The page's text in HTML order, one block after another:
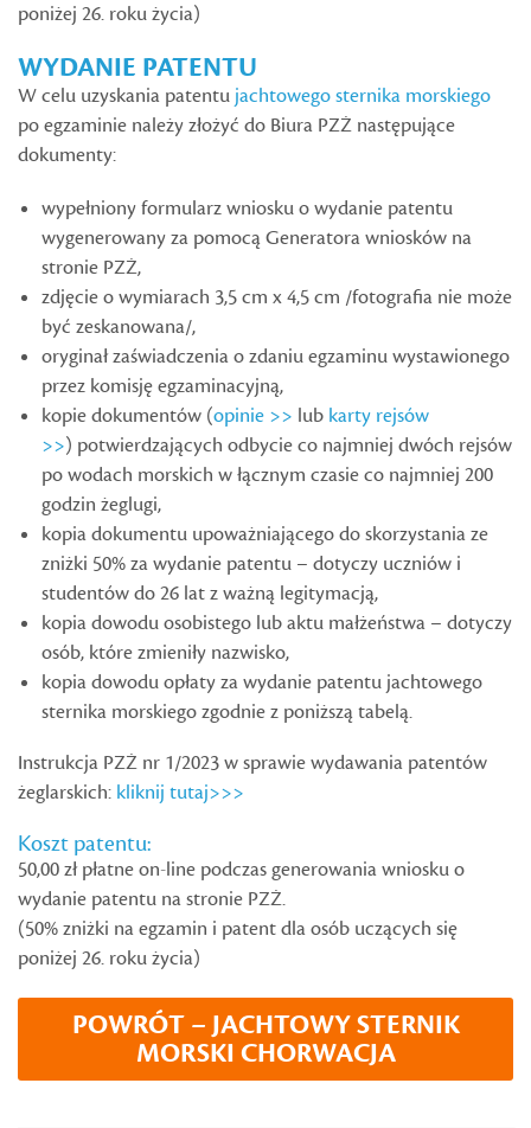
poniżej 26. roku życia)
WYDANIE PATENTU
W celu uzyskania patentu jachtowego sternika morskiego
po egzaminie należy złożyć do Biura PZŻ następujące
dokumenty:
wypełniony formularz wniosku o wydanie patentu
wygenerowany za pomocą Generatora wniosków na
stronie PZŻ,
zdjęcie o wymiarach 3,5 cm x 4,5 cm /fotografia nie może
być zeskanowana/,
oryginał zaświadczenia o zdaniu egzaminu wystawionego
przez komisję egzaminacyjną,
kopie dokumentów (opinie >> lub karty rejsów
>>) potwierdzających odbycie co najmniej dwóch rejsów
po wodach morskich w łącznym czasie co najmniej 200
godzin żeglugi,
kopia dokumentu upoważniającego do skorzystania ze
zniżki 50% za wydanie patentu – dotyczy uczniów i
studentów do 26 lat z ważną legitymacją,
kopia dowodu osobistego lub aktu małżeństwa – dotyczy
osób, które zmieniły nazwisko,
kopia dowodu opłaty za wydanie patentu jachtowego
sternika morskiego zgodnie z poniższą tabelą.
Instrukcja PZŻ nr 1/2023 w sprawie wydawania patentów
żeglarskich: kliknij tutaj>>>
Koszt patentu:
50,00 zł płatne on-line podczas generowania wniosku o
wydanie patentu na stronie PZŻ.
(50% zniżki na egzamin i patent dla osób uczących się
poniżej 26. roku życia)
POWRÓT – JACHTOWY STERNIK
MORSKI CHORWACJA